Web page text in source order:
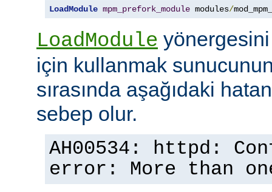
LoadModule mpm_prefork_module modules/
LoadModule
için kullanmak
sırasında aşağıdaki
sebep olur.
AH00534: httpd:
error: More than